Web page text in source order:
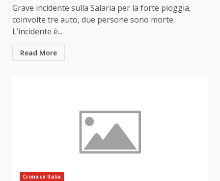
Grave incidente sulla Salaria per la forte pioggia,
coinvolte tre auto, due persone sono morte.
L’incidente è...
Read More
Cronaca Italia